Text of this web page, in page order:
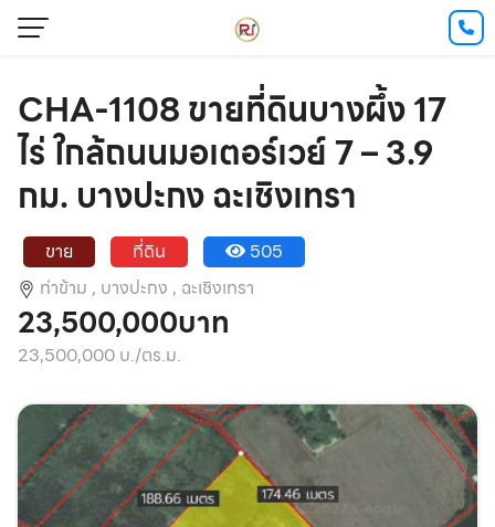
CHA-1108 ขายที่ดินบางผึ้ง 17
ไร่ ใกล้ถนนมอเตอร์เวย์ 7 – 3.9
กม. บางปะกง ฉะเชิงเทรา
ขาย ที่ดิน
505
ท่าข้าม , บางปะกง , ฉะเชิงเทรา
23,500,000บาท
23,500,000 บ./ตร.ม.